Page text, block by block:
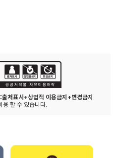
처표시+상업적 이용금지+변경금지
용 할 수 있습니다.